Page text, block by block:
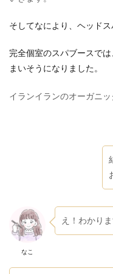
そしてなにより、ヘッド
完全個室のスパブースで
まいそうになりました。
イランイランのオーガニ
なこ
え！わかり